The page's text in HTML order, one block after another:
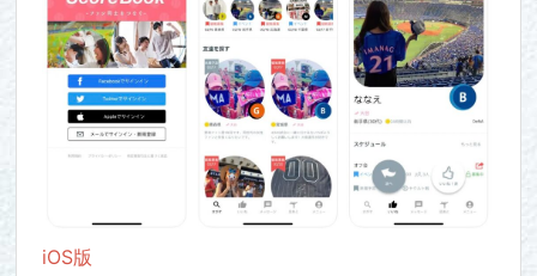
iOS版